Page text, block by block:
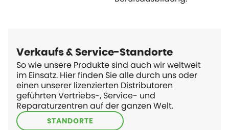
Verkaufs & Service-Standorte
So wie unsere Produkte sind auch wir weltweit
im Einsatz. Hier finden Sie alle durch uns oder
einen unserer lizenzierten Distributoren
geführten Vertriebs-, Service- und
Reparaturzentren auf der ganzen Welt.
STANDORTE